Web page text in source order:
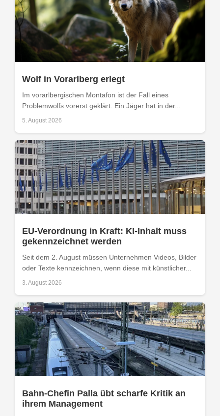
Wolf in Vorarlberg erlegt
Im vorarlbergischen Montafon ist der Fall eines
Problemwolfs vorerst geklärt: Ein Jäger hat in der...
5. August 2026
EU-Verordnung in Kraft: KI-Inhalt muss
gekennzeichnet werden
Seit dem 2. August müssen Unternehmen Videos, Bilder
oder Texte kennzeichnen, wenn diese mit künstlicher...
3. August 2026
Bahn-Chefin Palla übt scharfe Kritik an
ihrem Management